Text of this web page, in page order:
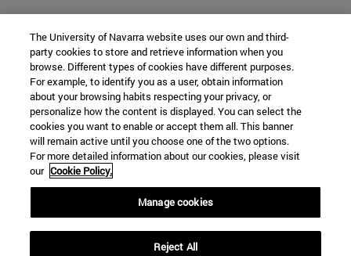
The University of Navarra website uses our own and third-
party cookies to store and retrieve information when you
browse. Different types of cookies have different purposes.
For example, to identify you as a user, obtain information
about your browsing habits respecting your privacy, or
personalize how the content is displayed. You can select the
cookies you want to enable or accept them all. This banner
will remain active until you choose one of the two options.
For more detailed information about our cookies, please visit
our Cookie Policy.
Manage cookies
Reject All